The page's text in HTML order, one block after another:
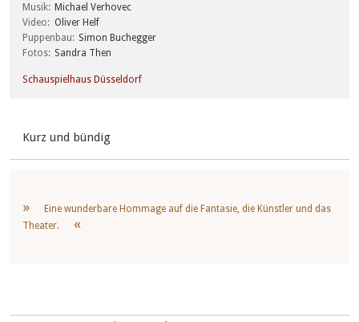
Musik
Michael Verhovec
Video
Oliver Helf
Puppenbau
Simon Buchegger
Fotos
Sandra Then
Schauspielhaus Düsseldorf
Kurz und bündig
Eine wunderbare Hommage auf die Fantasie, die Künstler und das
Theater.